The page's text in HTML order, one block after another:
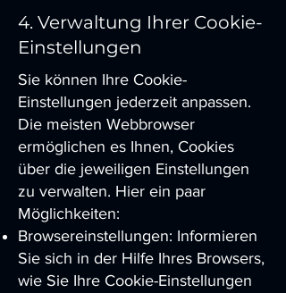
4. Verwaltung Ihrer Cookie-
Einstellungen
Sie können Ihre Cookie-
Einstellungen jederzeit anpassen.
Die meisten Webbrowser
ermöglichen es Ihnen, Cookies
über die jeweiligen Einstellungen
zu verwalten. Hier ein paar
Möglichkeiten:
Browsereinstellungen: Informieren
Sie sich in der Hilfe Ihres Browsers,
wie Sie Ihre Cookie-Einstellungen